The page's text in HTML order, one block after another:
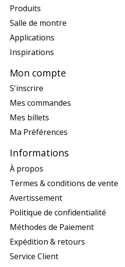
Produits
Salle de montre
Applications
Inspirations
Mon compte
S'inscrire
Mes commandes
Mes billets
Ma Préférences
Informations
À propos
Termes & conditions de vente
Avertissement
Politique de confidentialité
Méthodes de Paiement
Expédition & retours
Service Client